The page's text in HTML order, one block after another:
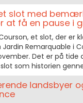
slot med
at få en pause i
et slot, der er
Remarquable i
Det er på
som historien
landsbyer